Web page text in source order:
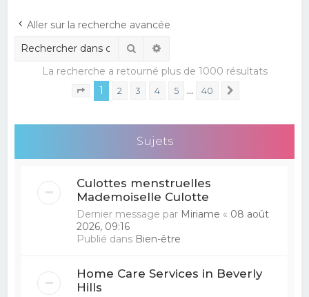
Aller sur la recherche avancée
Rechercher
La recherche a retourné plus de 1000 résultats
Page sur 40
1 2 3 4 5 … 40
Sujets
Culottes menstruelles
Mademoiselle Culotte
Dernier message par Miriame « 08 août
2026, 09:16
Publié dans Bien-être
Home Care Services in Beverly
Hills